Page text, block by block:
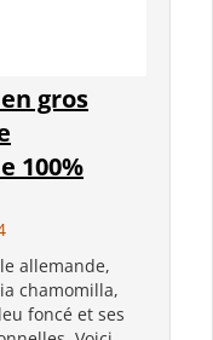
gros
100%
allemande,
chamomilla,
foncé et ses